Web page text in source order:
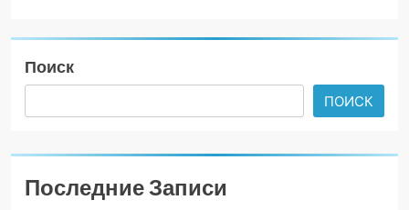
Поиск
ПОИСК
Последние Записи